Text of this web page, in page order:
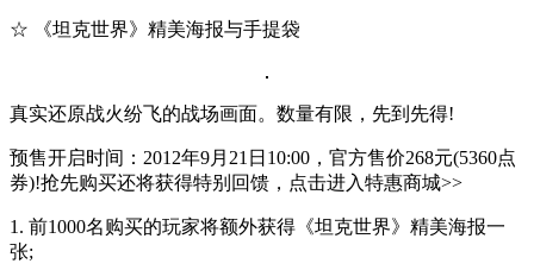
☆ 《坦克世界》精美海报与手提袋
真实还原战火纷飞的战场画面。数量有限，先到先得!
预售开启时间：2012年9月21日10:00，官方售价268元(5360点
券)!抢先购买还将获得特别回馈，点击进入特惠商城>>
1. 前1000名购买的玩家将额外获得《坦克世界》精美海报一
张;